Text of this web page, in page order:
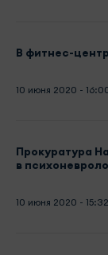
В фитнес-
10 июня 2020 -
Прокуратура
в
10 июня 2020 - 15:32